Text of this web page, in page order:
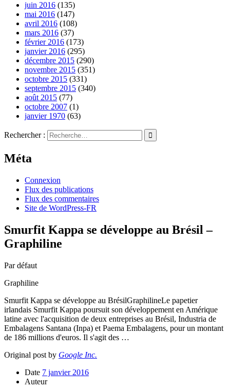
juin 2016 (135)
mai 2016 (147)
avril 2016 (108)
mars 2016 (37)
février 2016 (173)
janvier 2016 (295)
décembre 2015 (290)
novembre 2015 (351)
octobre 2015 (331)
septembre 2015 (340)
août 2015 (77)
octobre 2007 (1)
janvier 1970 (63)
Rechercher :
Méta
Connexion
Flux des publications
Flux des commentaires
Site de WordPress-FR
Smurfit Kappa se développe au Brésil –
Graphiline
Par défaut
Graphiline
Smurfit Kappa se développe au BrésilGraphilineLe papetier
irlandais Smurfit Kappa poursuit son développement en Amérique
latine avec l'acquisition de deux entreprises au Brésil, Industria de
Embalagens Santana (Inpa) et Paema Embalagens, pour un montant
de 186 millions d'euros. Il s'agit des …
Original post by Google Inc.
Date 7 janvier 2016
Auteur